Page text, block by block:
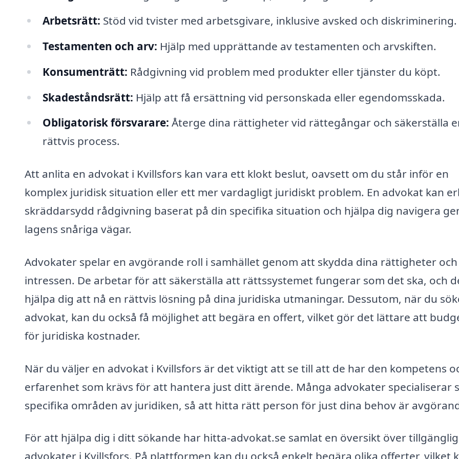
Arbetsrätt: Stöd vid tvister med arbetsgivare, inklusive avsked och diskriminering.
Testamenten och arv: Hjälp med upprättande av testamenten och arvskiften.
Konsumenträtt: Rådgivning vid problem med produkter eller tjänster du köpt.
Skadeståndsrätt: Hjälp att få ersättning vid personskada eller egendomsskada.
Obligatorisk försvarare: Återge dina rättigheter vid rättegångar och säkerställa
rättvis process.
Att anlita en advokat i Kvillsfors kan vara ett klokt beslut, oavsett om du står inför en
komplex juridisk situation eller ett mer vardagligt juridiskt problem. En advokat kan
skräddarsydd rådgivning baserat på din specifika situation och hjälpa dig navigera
lagens snåriga vägar.
Advokater spelar en avgörande roll i samhället genom att skydda dina rättigheter och
intressen. De arbetar för att säkerställa att rättssystemet fungerar som det ska, och
hjälpa dig att nå en rättvis lösning på dina juridiska utmaningar. Dessutom, när du
advokat, kan du också få möjlighet att begära en offert, vilket gör det lättare att
för juridiska kostnader.
När du väljer en advokat i Kvillsfors är det viktigt att se till att de har den kompetens
erfarenhet som krävs för att hantera just ditt ärende. Många advokater specialiserar
specifika områden av juridiken, så att hitta rätt person för just dina behov är
För att hjälpa dig i ditt sökande har hitta-advokat.se samlat en översikt över
advokater i Kvillsfors. På plattformen kan du också enkelt begära olika offerter, vilket